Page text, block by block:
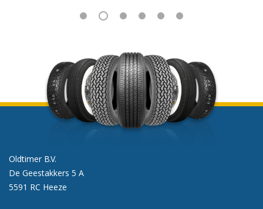
Oldtimer B.V.
De Geestakkers 5 A
5591 RC Heeze